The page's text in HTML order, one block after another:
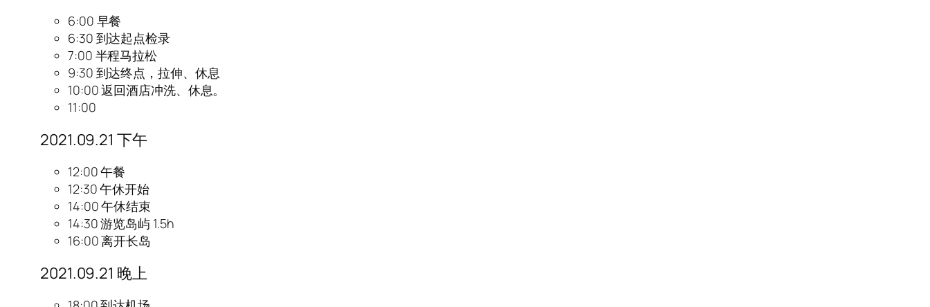
6:00 早餐
6:30 到达起点检录
7:00 半程马拉松
9:30 到达终点，拉伸、休息
10:00 返回酒店冲洗、休息。
11:00
2021.09.21 下午
12:00 午餐
12:30 午休开始
14:00 午休结束
14:30 游览岛屿 1.5h
16:00 离开长岛
2021.09.21 晚上